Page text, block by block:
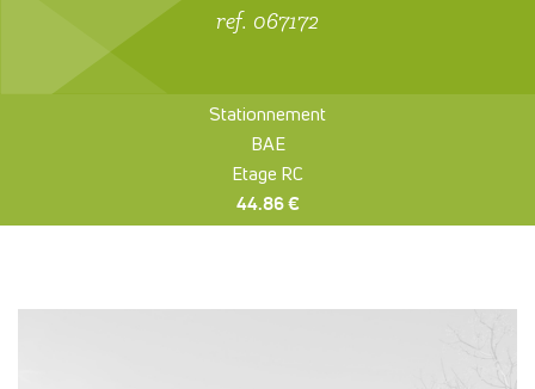
ref. 067172
Stationnement
BAE
Etage RC
44.86 €